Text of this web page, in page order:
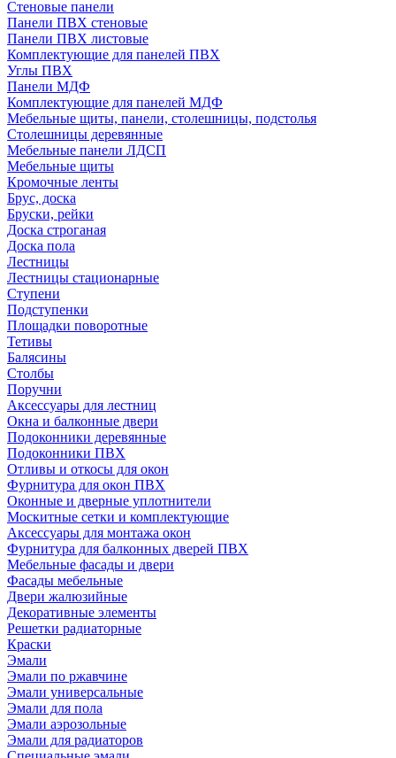
Стеновые панели
Панели ПВХ стеновые
Панели ПВХ листовые
Комплектующие для панелей ПВХ
Углы ПВХ
Панели МДФ
Комплектующие для панелей МДФ
Мебельные щиты, панели, столешницы, подстолья
Столешницы деревянные
Мебельные панели ЛДСП
Мебельные щиты
Кромочные ленты
Брус, доска
Бруски, рейки
Доска строганая
Доска пола
Лестницы
Лестницы стационарные
Ступени
Подступенки
Площадки поворотные
Тетивы
Балясины
Столбы
Поручни
Аксессуары для лестниц
Окна и балконные двери
Подоконники деревянные
Подоконники ПВХ
Отливы и откосы для окон
Фурнитура для окон ПВХ
Оконные и дверные уплотнители
Москитные сетки и комплектующие
Аксессуары для монтажа окон
Фурнитура для балконных дверей ПВХ
Мебельные фасады и двери
Фасады мебельные
Двери жалюзийные
Декоративные элементы
Решетки радиаторные
Краски
Эмали
Эмали по ржавчине
Эмали универсальные
Эмали для пола
Эмали аэрозольные
Эмали для радиаторов